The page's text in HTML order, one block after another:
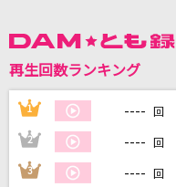
再生回数ランキング
1 ---- 回
2 ---- 回
3 ---- 回